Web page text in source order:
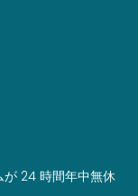
が 24 時間年中無休